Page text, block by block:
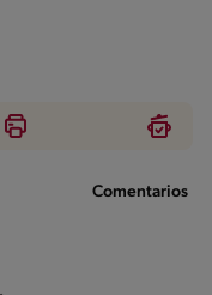
Comentarios